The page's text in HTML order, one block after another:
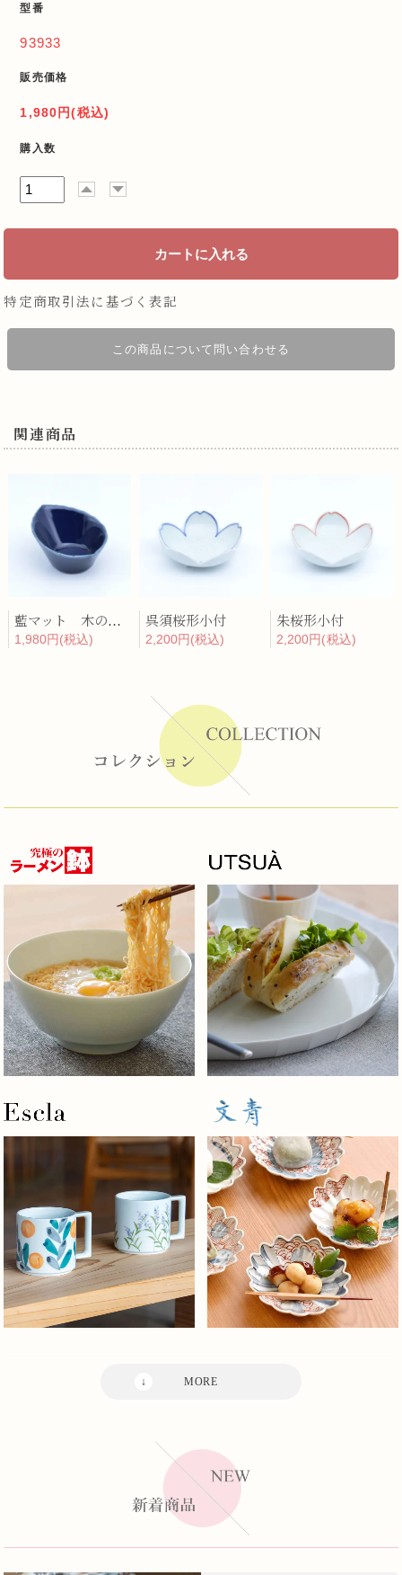
型番
93933
販売価格
1,980円(税込)
購入数
特定商取引法に基づく表記
この商品について問い合わせる
関連商品
藍マット 木の葉反小付
1,980円(税込)
呉須桜形小付
2,200円(税込)
朱桜形小付
2,200円(税込)